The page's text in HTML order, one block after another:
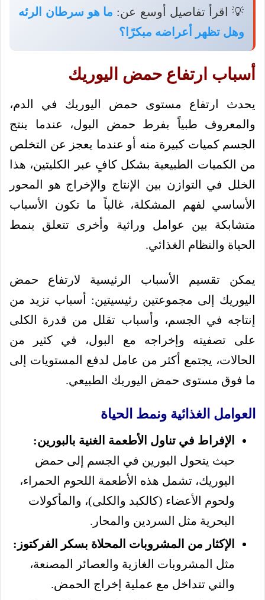
💡 اقرأ تفاصيل أوسع عن: ما هو سرطان الرئه
وهل تظهر أعراضه مبكرًا؟
أسباب ارتفاع حمض اليوريك
يحدث ارتفاع مستوى حمض اليوريك في الدم،
والمعروف طبياً بفرط حمض البول، عندما ينتج
الجسم كميات كبيرة منه أو عندما يعجز عن التخلص
من الكميات الطبيعية بشكل كافٍ عبر الكليتين، هذا
الخلل في التوازن بين الإنتاج والإخراج هو المحور
الأساسي لفهم المشكلة، غالباً ما تكون الأسباب
متشابكة بين عوامل وراثية وأخرى تتعلق بنمط
الحياة والنظام الغذائي.
يمكن تقسيم الأسباب الرئيسية لارتفاع حمض
اليوريك إلى مجموعتين رئيسيتين: أسباب تزيد من
إنتاجه في الجسم، وأسباب تقلل من قدرة الكلى
على تصفيته وإخراجه مع البول، في كثير من
الحالات، يجتمع أكثر من عامل لدفع المستويات إلى
ما فوق مستوى حمض اليوريك الطبيعي.
العوامل الغذائية ونمط الحياة
الإفراط في تناول الأطعمة الغنية بالبورين:
حيث يتحول البورين في الجسم إلى حمض
اليوريك، تشمل هذه الأطعمة اللحوم الحمراء،
ولحوم الأعضاء (كالكبد والكلى)، والمأكولات
البحرية مثل السردين والمحار.
الإكثار من المشروبات المحلاة بسكر الفركتوز:
مثل المشروبات الغازية والعصائر المصنعة،
والتي تتداخل مع عملية إخراج الحمض.